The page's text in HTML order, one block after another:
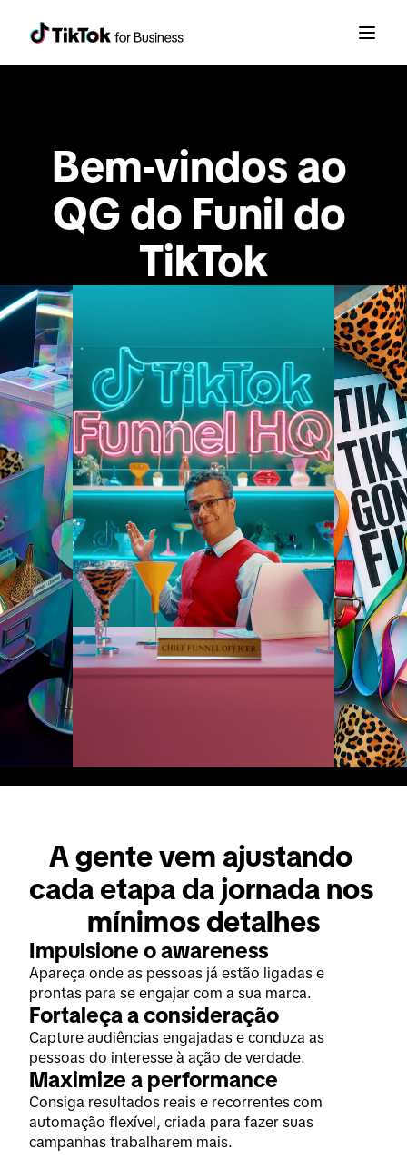
Bem-vindos ao
QG do Funil do
TikTok
A gente vem ajustando
cada etapa da jornada nos
mínimos detalhes
Impulsione o awareness
Apareça onde as pessoas já estão ligadas e
prontas para se engajar com a sua marca.
Fortaleça a consideração
Capture audiências engajadas e conduza as
pessoas do interesse à ação de verdade.
Maximize a performance
Consiga resultados reais e recorrentes com
automação flexível, criada para fazer suas
campanhas trabalharem mais.